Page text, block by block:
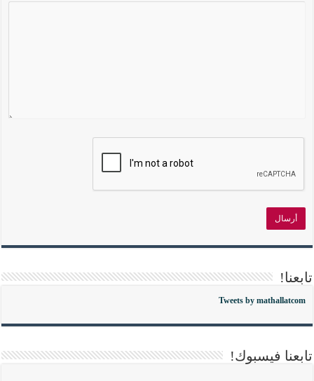
تابعنا!
Tweets by mathallatcom
تابعنا فيسبوك!